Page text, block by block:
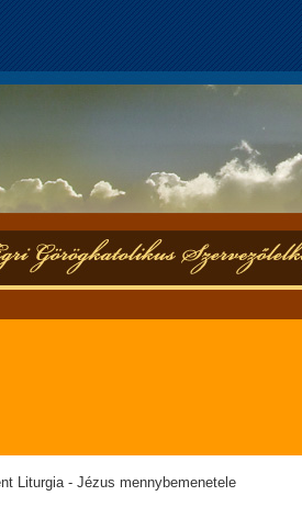
Liturgia - Jézus mennybemenetele